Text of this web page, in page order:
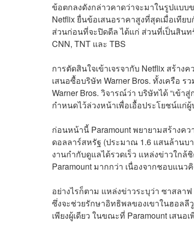
ข้อตกลงดังกล่าวคาดว่าจะมาในรูปแบ
Netflix ยื่นข้อเสนอราคาสูงที่สุดเมื่อเทีย
ส่วนก่อนที่จะปิดดีล ได้แก่ ส่วนที่เป็นสินท
CNN, TNT และ TBS
การตัดสินใจเข้าเจรจากับ Netflix สร้าง
เสนอซื้อบริษัท Warner Bros. ทั้งเครือ ร
Warner Bros. วิจารณ์ว่า บริษัทได้ “เข้
กำหนดไว้ล่วงหน้าเพื่อเอื้อประโยชน์แก่ผู้
ก่อนหน้านี้ Paramount พยายามสร้างค
ดอลลาร์สหรัฐ (ประมาณ 1.6 แสนล้านบ
งานกำกับดูแลได้รวดเร็ว แหล่งข่าวใก
Paramount มากกว่า เนื่องจากชอบแน
อย่างไรก็ตาม แหล่งข่าวระบุว่า ซาสลา
ซึ่งจะช่วยรักษาอิทธิพลของเขาในฮอลลี
เพียงผู้เดียว ในขณะที่ Paramount เสน